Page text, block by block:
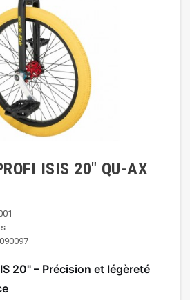
ISIS 20" QU-AX
20" – Précision et légèreté